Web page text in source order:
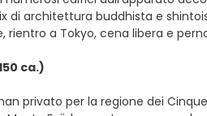
di architettura buddhista e
rientro a Tokyo, cena libera e
ca.)
privato per la regione dei